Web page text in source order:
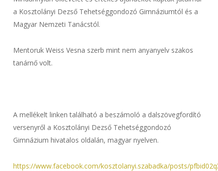
a Kosztolányi Dezső Tehetséggondozó Gimnáziumtól és a
Magyar Nemzeti Tanácstól.
Mentoruk Weiss Vesna szerb mint nem anyanyelv szakos
tanárnő volt.
A mellékelt linken található a beszámoló a dalszövegfordító
versenyről a Kosztolányi Dezső Tehetséggondozó
Gimnázium hivatalos oldalán, magyar nyelven.
https://www.facebook.com/kosztolanyi.szabadka/posts/